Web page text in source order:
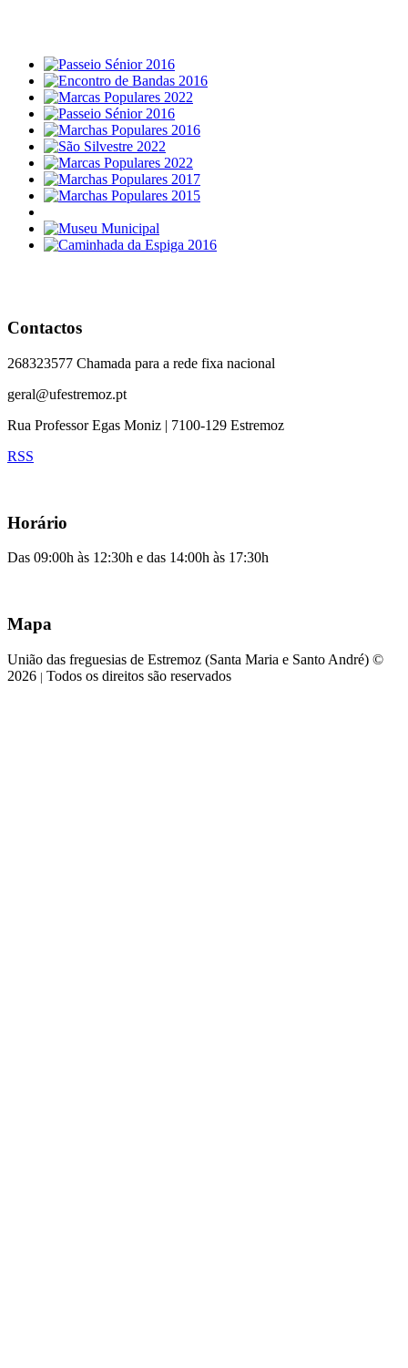
Contactos
268323577 Chamada para a rede fixa nacional
geral@ufestremoz.pt
Rua Professor Egas Moniz | 7100-129 Estremoz
RSS
Horário
Das 09:00h às 12:30h e das 14:00h às 17:30h
Mapa
União das freguesias de Estremoz (Santa Maria e Santo André) ©
2026 | Todos os direitos são reservados